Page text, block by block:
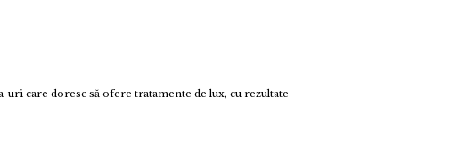
care doresc să ofere tratamente de lux, cu rezultate